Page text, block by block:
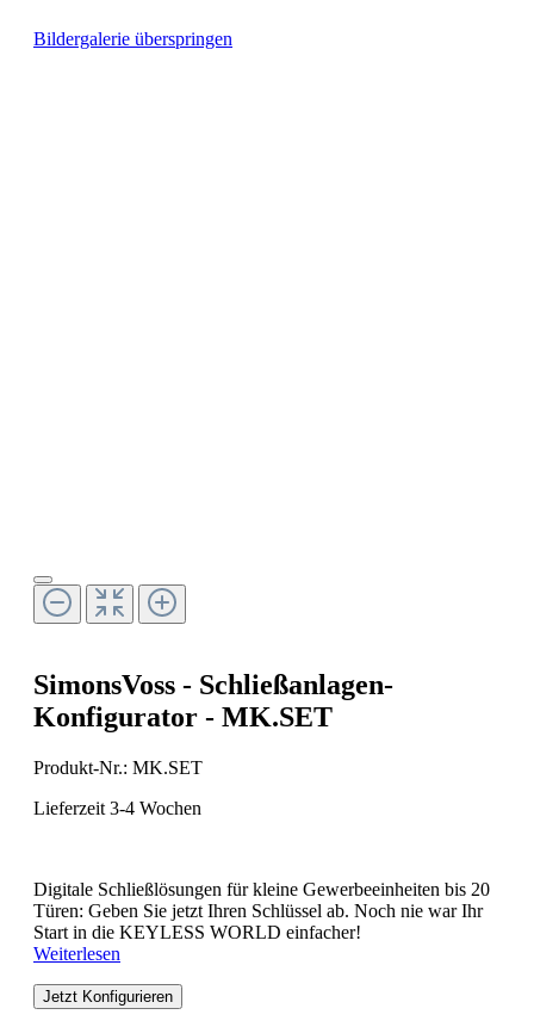
Bildergalerie überspringen
SimonsVoss - Schließanlagen-
Konfigurator - MK.SET
Produkt-Nr.: MK.SET
Lieferzeit 3-4 Wochen
Digitale Schließlösungen für kleine Gewerbeeinheiten bis 20
Türen: Geben Sie jetzt Ihren Schlüssel ab. Noch nie war Ihr
Start in die KEYLESS WORLD einfacher!
Weiterlesen
Jetzt Konfigurieren